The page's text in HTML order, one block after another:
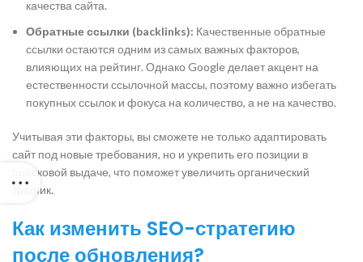
качества сайта.
Обратные ссылки (backlinks): Качественные обратные
ссылки остаются одним из самых важных факторов,
влияющих на рейтинг. Однако Google делает акцент на
естественности ссылочной массы, поэтому важно избегать
покупных ссылок и фокуса на количество, а не на качество.
Учитывая эти факторы, вы сможете не только адаптировать
сайт под новые требования, но и укрепить его позиции в
поисковой выдаче, что поможет увеличить органический
трафик.
Как изменить SEO-стратегию
после обновления?